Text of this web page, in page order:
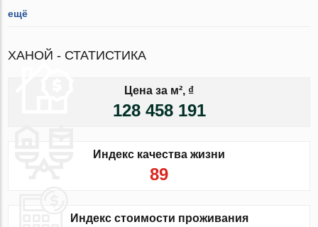
ещё
ХАНОЙ - СТАТИСТИКА
Цена за м², ₫
128 458 191
Индекс качества жизни
89
Индекс стоимости проживания